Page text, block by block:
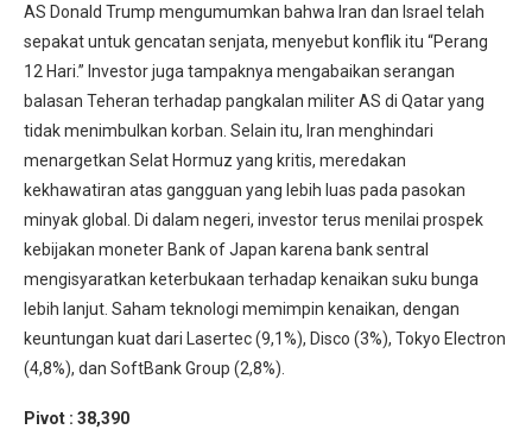
AS Donald Trump mengumumkan bahwa Iran dan Israel telah
sepakat untuk gencatan senjata, menyebut konflik itu “Perang
12 Hari.” Investor juga tampaknya mengabaikan serangan
balasan Teheran terhadap pangkalan militer AS di Qatar yang
tidak menimbulkan korban. Selain itu, Iran menghindari
menargetkan Selat Hormuz yang kritis, meredakan
kekhawatiran atas gangguan yang lebih luas pada pasokan
minyak global. Di dalam negeri, investor terus menilai prospek
kebijakan moneter Bank of Japan karena bank sentral
mengisyaratkan keterbukaan terhadap kenaikan suku bunga
lebih lanjut. Saham teknologi memimpin kenaikan, dengan
keuntungan kuat dari Lasertec (9,1%), Disco (3%), Tokyo Electron
(4,8%), dan SoftBank Group (2,8%).
Pivot : 38,390